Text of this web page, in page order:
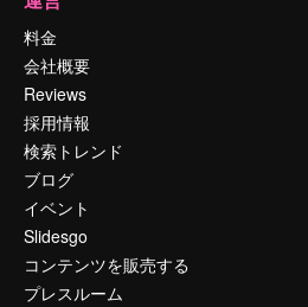
料金
会社概要
Reviews
採用情報
検索トレンド
ブログ
イベント
Slidesgo
コンテンツを販売する
プレスルーム